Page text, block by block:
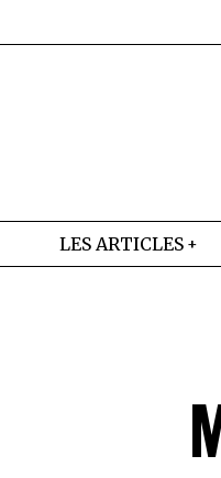
LES ARTICLES